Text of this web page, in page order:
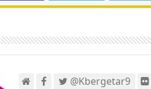
@Kbergetar9